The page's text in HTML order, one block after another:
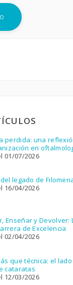
perdida: una
en
01/07/2026
legado de
16/04/2026
Enseñar y Devolver:
de Excelencia
02/04/2026
que técnica: el
cataratas
12/03/2026